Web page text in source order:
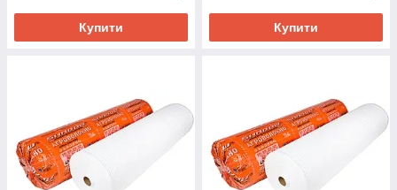
Купити Купити